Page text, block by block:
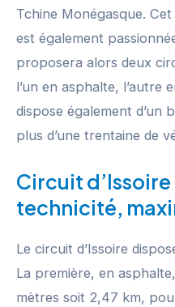
Tchine Monégasque.
est également
proposera alors deux
l’un en asphalte, l’autre
dispose également d’un
plus d’une trentaine de
Circuit
technicité,
Le circuit d’Issoire
La première, en
mètres soit 2,47 km,